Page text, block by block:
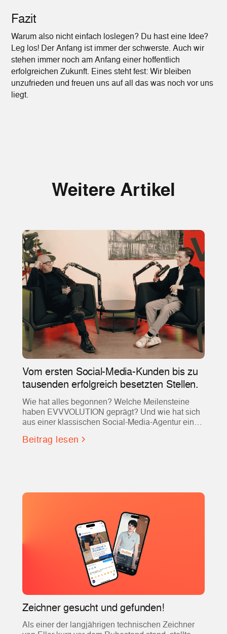
Fazit
Warum also nicht einfach loslegen? Du hast eine Idee?
Leg los! Der Anfang ist immer der schwerste. Auch wir
stehen immer noch am Anfang einer hoffentlich
erfolgreichen Zukunft. Eines steht fest: Wir bleiben
unzufrieden und freuen uns auf all das was noch vor uns
liegt.
Weitere Artikel
Vom ersten Social-Media-Kunden bis zu
tausenden erfolgreich besetzten Stellen.
Wie hat alles begonnen? Welche Meilensteine
haben EVVVOLUTION geprägt? Und wie hat sich
aus einer klassischen Social-Media-Agentur einer
Employer Branding entwickelt?
Beitrag lesen
Zeichner gesucht und gefunden!
Als einer der langjährigen technischen Zeichner